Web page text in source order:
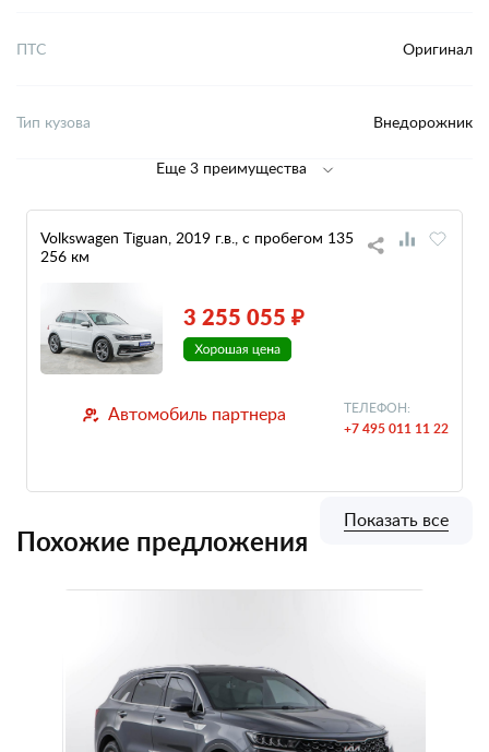
ПТС Оригинал
Тип кузова Внедорожник
Еще 3 преимущества
Volkswagen Tiguan, 2019 г.в., с пробегом 135
256 км
3 255 055 ₽
Автомобиль партнера ТЕЛЕФОН:
+7 495 011 11 22
Похожие предложения
Показать все